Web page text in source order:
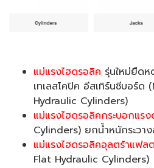
แม่แรงไฮดรอลิค รุ่นใหม่ยืด
เทเลสโคปิค อีสเทิร์นซีบอร์
Hydraulic Cylinders)
แม่แรงไฮดรอลิคกระบอกแร
Cylinders) ยกน้ำหนักระวา
แม่แรงไฮดรอลิคอุลตร้าแฟลต
Flat Hydraulic Cylinders)